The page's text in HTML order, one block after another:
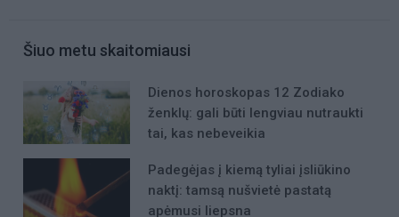
Šiuo metu skaitomiausi
Dienos horoskopas 12 Zodiako
ženklų: gali būti lengviau nutraukti
tai, kas nebeveikia
Padegėjas į kiemą tyliai įsliūkino
naktį: tamsą nušvietė pastatą
apėmusi liepsna